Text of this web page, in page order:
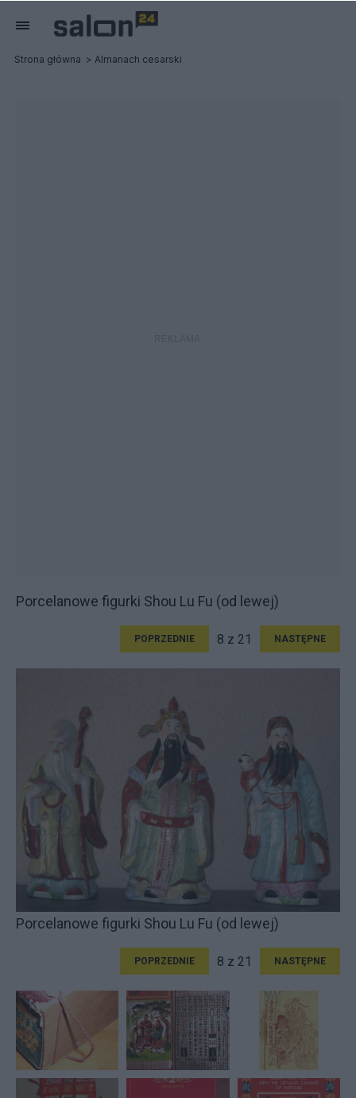
Strona główna Almanach cesarski
Porcelanowe figurki Shou Lu Fu (od lewej)
POPRZEDNIE 8 z 21 NASTĘPNE
Porcelanowe figurki Shou Lu Fu (od lewej)
POPRZEDNIE 8 z 21 NASTĘPNE